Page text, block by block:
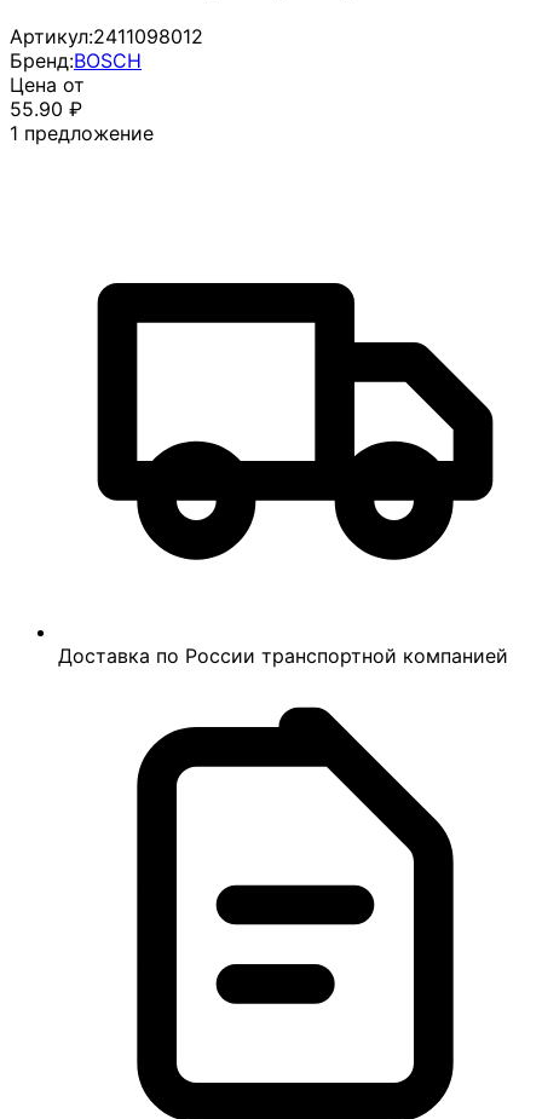
Артикул:2411098012
Бренд:BOSCH
Цена от
55.90 ₽
1 предложение
Доставка по России транспортной компанией